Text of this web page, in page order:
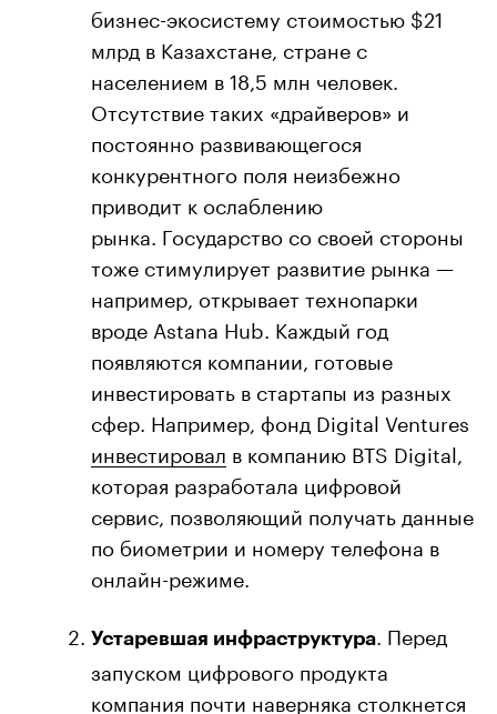
бизнес-экосистему стоимостью $21
млрд в Казахстане, стране с
населением в 18,5 млн человек.
Отсутствие таких «драйверов» и
постоянно развивающегося
конкурентного поля неизбежно
приводит к ослаблению
рынка. Государство со своей стороны
тоже стимулирует развитие рынка —
например, открывает технопарки
вроде Astana Hub. Каждый год
появляются компании, готовые
инвестировать в стартапы из разных
сфер. Например, фонд Digital Ventures
инвестировал в компанию BTS Digital,
которая разработала цифровой
сервис, позволяющий получать данные
по биометрии и номеру телефона в
онлайн-режиме.
Устаревшая инфраструктура
. Перед
запуском цифрового продукта
компания почти наверняка столкнется